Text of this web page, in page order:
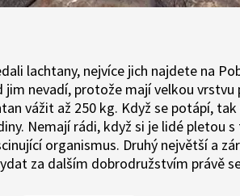
lachtany, nejvíce jich najdete na
jim nevadí, protože mají velkou
vážit až 250 kg. Když se potápí,
Nemají rádi, když si je lidé pletou
organismus. Druhý největší a
za dalším dobrodružstvím právě